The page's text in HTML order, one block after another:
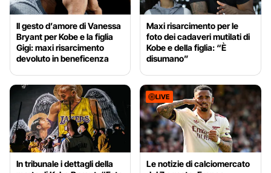
Il gesto d’amore di Vanessa
Bryant per Kobe e la figlia
Gigi: maxi risarcimento
devoluto in beneficenza
Maxi risarcimento per le
foto dei cadaveri mutilati di
Kobe e della figlia: “È
disumano”
In tribunale i dettagli della
LIVE
Le notizie di calciomercato